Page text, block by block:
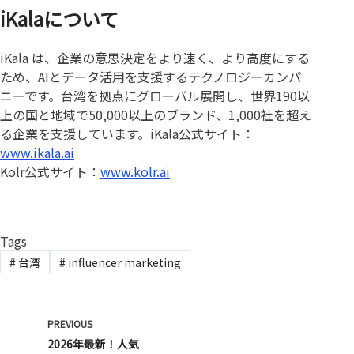
iKalaについて
iKala は、企業の意思決定をより速く、より高度にする
ため、AIとデータ活用を支援するテクノロジーカンパ
ニーです。台湾を拠点にグローバル展開し、世界190以
上の国と地域で50,000以上のブランド、1,000社を超え
る企業を支援しています。iKala公式サイト：
www.ikala.ai
Kolr公式サイト： www.kolr.ai
Tags
#台湾 #influencer marketing
PREVIOUS
2026年最新！人気